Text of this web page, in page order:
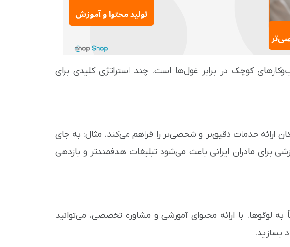
کوچک در برابر غول‌ها است. چند استراتژی کلیدی برای
ارائه خدمات دقیق‌تر و شخصی‌تر را فراهم می‌کند. مثال: به جای
برای مادران ایرانی باعث می‌شود تبلیغات هدفمندتر و بازدهی
به لوگوها. با ارائه محتوای آموزشی و مشاوره تخصصی، می‌توانید
بسازید.